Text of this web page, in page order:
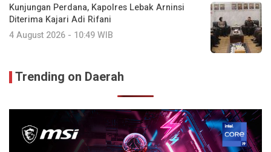
Kunjungan Perdana, Kapolres Lebak Arninsi
Diterima Kajari Adi Rifani
4 August 2026 - 10:49 WIB
Trending on Daerah